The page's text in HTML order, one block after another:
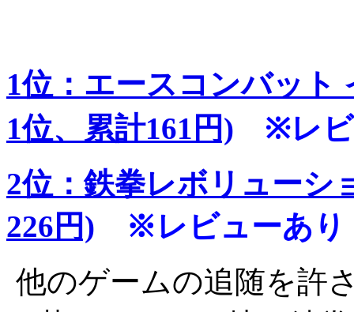
1位：エースコンバッ
1位、累計161円)
※レ
2位：鉄拳レボリュー
226円) ※レビューあり
他のゲームの追随を許